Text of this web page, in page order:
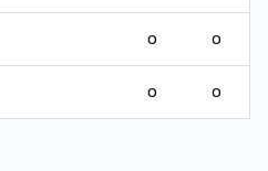
0 0
0 0